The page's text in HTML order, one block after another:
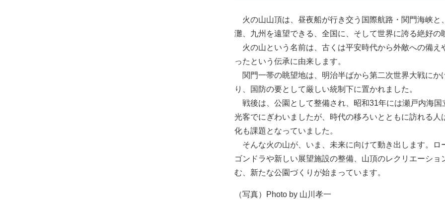
火の山山頂は、昼夜船が行き交う国際航路・関門海峡と
灘、九州を遠望できる、全国に、そして世界に誇る絶好の
火の山という名前は、古くは平安時代から外敵への備え
ったという伝承に由来します。
関門一帯の眺望地は、明治半ばから第二次世界大戦にか
り、国防の要として厳しい統制下に置かれました。
戦後は、公園として整備され、昭和31年には瀬戸内海
光客でにぎわいましたが、時代の移ろいとともに訪れる
化も課題となっていました。
そんな火の山が、いま、未来に向けて動き出します。ロ
ゴンドラや新しい展望施設の整備、山頂のレクリエーシ
む、新たな公園づくりが始まっています。
（写真）Photo by 山川孝一